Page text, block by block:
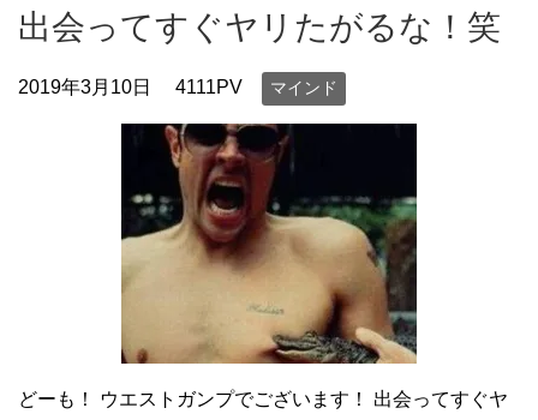
出会ってすぐヤリたがるな！笑
2019年3月10日 4111PV マインド
どーも！ ウエストガンプでございます！ 出会ってすぐヤ